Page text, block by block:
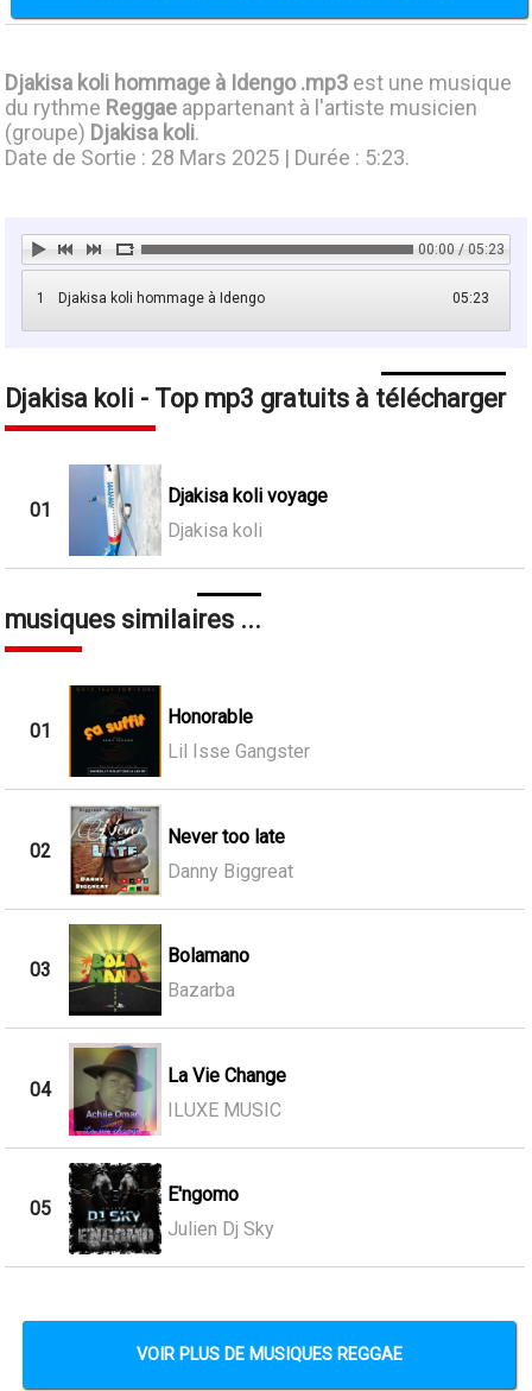
Djakisa koli hommage à Idengo .mp3 est une musique
du rythme Reggae appartenant à l'artiste musicien
(groupe) Djakisa koli.
Date de Sortie : 28 Mars 2025 | Durée : 5:23.
00:00 / 05:23
1 05:23
Djakisa koli hommage à Idengo
Djakisa koli - Top mp3 gratuits à télécharger
01
Djakisa koli voyage
Djakisa koli
musiques similaires ...
01
Honorable
Lil Isse Gangster
02
Never too late
Danny Biggreat
03
Bolamano
Bazarba
04
La Vie Change
ILUXE MUSIC
05
E'ngomo
Julien Dj Sky
VOIR PLUS DE MUSIQUES REGGAE